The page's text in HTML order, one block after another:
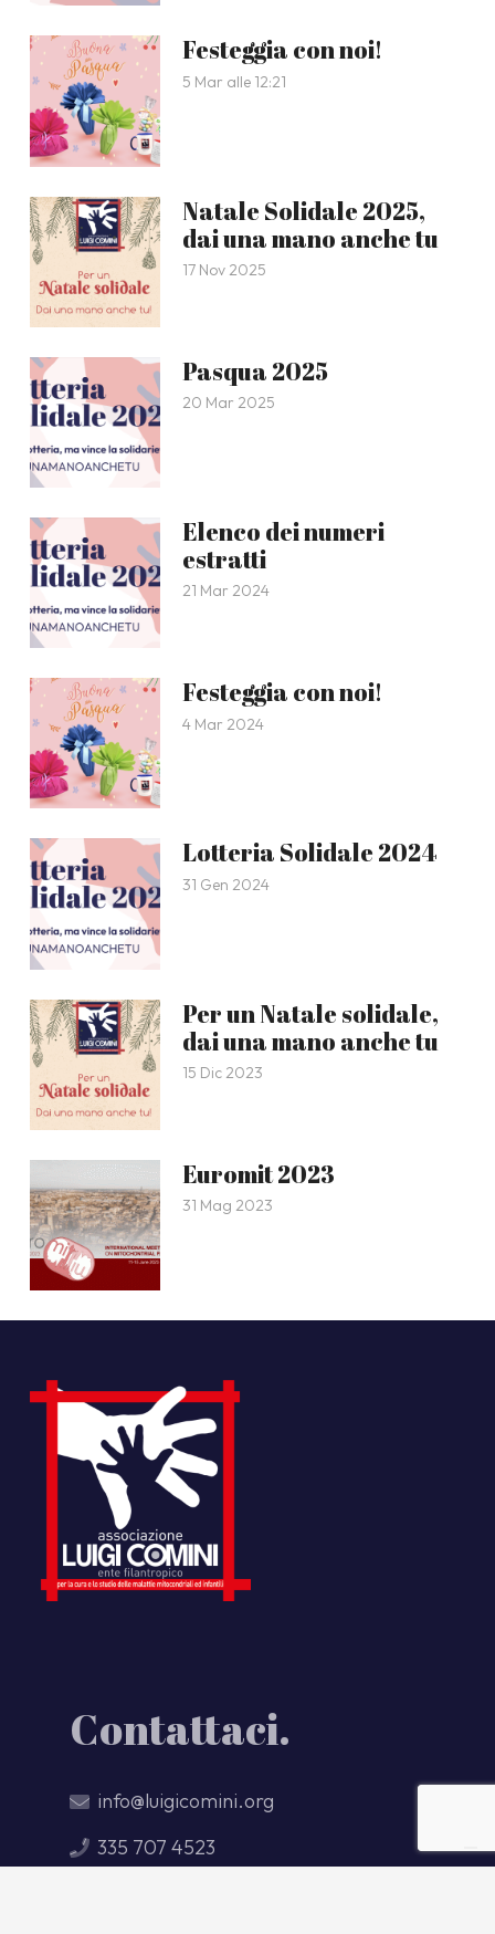
Festeggia con noi!
5 Mar alle 12:21
Natale Solidale 2025,
dai una mano anche tu
17 Nov 2025
Pasqua 2025
20 Mar 2025
Elenco dei numeri
estratti
21 Mar 2024
Festeggia con noi!
4 Mar 2024
Lotteria Solidale 2024
31 Gen 2024
Per un Natale solidale,
dai una mano anche tu
15 Dic 2023
Euromit 2023
31 Mag 2023
Contattaci.
info@luigicomini.org
335 707 4523